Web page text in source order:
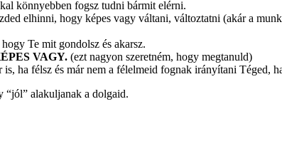
könnyebben fogsz tudni bármit elérni.
elhinni, hogy képes vagy váltani, változtatni (akár a
Te mit gondolsz és akarsz.
VAGY. (ezt nagyon szeretném, hogy megtanuld)
ha félsz és már nem a félelmeid fognak irányítani Téged,
“jól” alakuljanak a dolgaid.